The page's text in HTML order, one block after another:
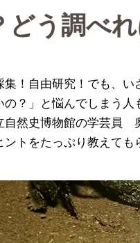
どう調べ
集！自由研究！でも、
？」と悩んでしまう人
自然史博物館の学芸員
トをたっぷり教えても